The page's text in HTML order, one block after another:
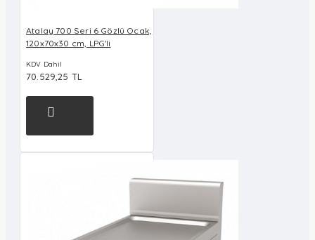
Atalay 700 Seri 6 Gözlü Ocak,
120x70x30 cm, LPG'li
KDV Dahil
70.529,25 TL